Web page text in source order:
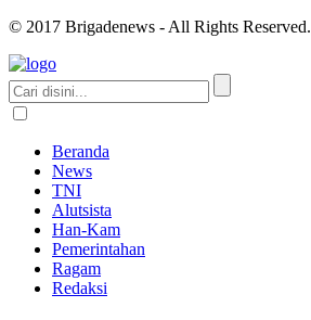
© 2017 Brigadenews - All Rights Reserved.
Beranda
News
TNI
Alutsista
Han-Kam
Pemerintahan
Ragam
Redaksi